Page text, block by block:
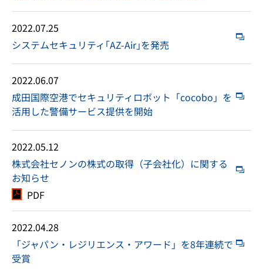
2022.07.25
システムセキュリティ｢AZ-Air｣を発売
2022.06.07
成田国際空港でセキュリティロボット「cocobo」を
活用した警備サービス提供を開始
2022.05.12
株式会社セノンの株式の取得（子会社化）に関する
お知らせ
PDF
2022.04.28
「ジャパン・レジリエンス・アワード」を8年連続で
受賞